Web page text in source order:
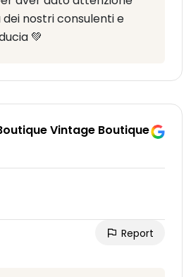
nostri consulenti e
💚
Vintage Boutique
Report